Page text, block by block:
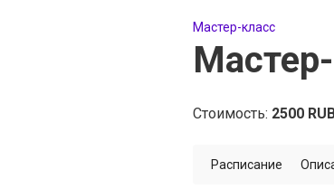
Мастер-класс
Стоимость: 2500
Расписание